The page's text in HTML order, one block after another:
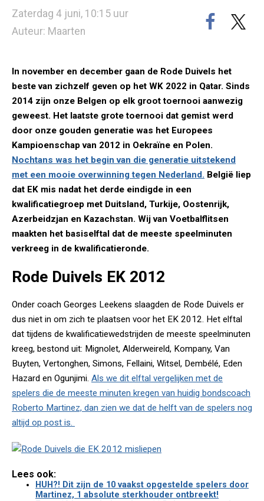
Zaterdag 4 juni, 10:15 uur
Auteur: Maarten
In november en december gaan de Rode Duivels het
beste van zichzelf geven op het WK 2022 in Qatar. Sinds
2014 zijn onze Belgen op elk groot toernooi aanwezig
geweest. Het laatste grote toernooi dat gemist werd
door onze gouden generatie was het Europees
Kampioenschap van 2012 in Oekraïne en Polen.
Nochtans was het begin van die generatie uitstekend
met een mooie overwinning tegen Nederland. België liep
dat EK mis nadat het derde eindigde in een
kwalificatiegroep met Duitsland, Turkije, Oostenrijk,
Azerbeidzjan en Kazachstan. Wij van Voetbalflitsen
maakten het basiselftal dat de meeste speelminuten
verkreeg in de kwalificatieronde.
Rode Duivels EK 2012
Onder coach Georges Leekens slaagden de Rode Duivels er
dus niet in om zich te plaatsen voor het EK 2012. Het elftal
dat tijdens de kwalificatiewedstrijden de meeste speelminuten
kreeg, bestond uit: Mignolet, Alderweireld, Kompany, Van
Buyten, Vertonghen, Simons, Fellaini, Witsel, Dembélé, Eden
Hazard en Ogunjimi. Als we dit elftal vergelijken met de
spelers die de meeste minuten kregen van huidig bondscoach
Roberto Martinez, dan zien we dat de helft van de spelers nog
altijd op post is.
Lees ook:
HUH?! Dit zijn de 10 vaakst opgestelde spelers door
Martinez, 1 absolute sterkhouder ontbreekt!